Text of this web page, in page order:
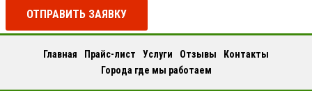
ОТПРАВИТЬ ЗАЯВКУ
Главная Прайс-лист Услуги Отзывы
Контакты
Города где мы работаем